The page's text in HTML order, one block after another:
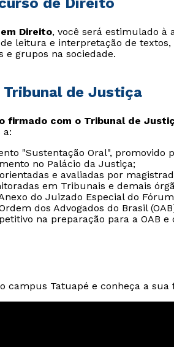
Direito, você será estimulado à
leitura e interpretação de
e grupos na sociedade.
Tribunal de Justiça
firmado com o Tribunal de
a:
"Sustentação Oral", promovido
no Palácio da Justiça;
e avaliadas por
em Tribunais e demais
do Juizado Especial do
dos Advogados do Brasil
na preparação para a OAB e
campus Tatuapé e conheça a